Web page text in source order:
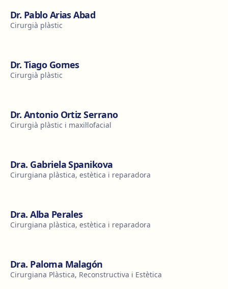
Dr. Pablo Arias Abad
Cirurgià plàstic
Dr. Tiago Gomes
Cirurgià plàstic
Dr. Antonio Ortiz Serrano
Cirurgià plàstic i maxil·lofacial
Dra. Gabriela Spanikova
Cirurgiana plàstica, estètica i reparadora
Dra. Alba Perales
Cirurgiana plàstica, estètica i reparadora
Dra. Paloma Malagón
Cirurgiana Plàstica, Reconstructiva i Estètica